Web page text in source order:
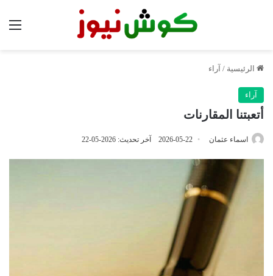
الرئيسية / آراء
آراء
أتعبتنا المقارنات
اسماء عثمان 2026-05-22 آخر تحديث: 2026-05-22